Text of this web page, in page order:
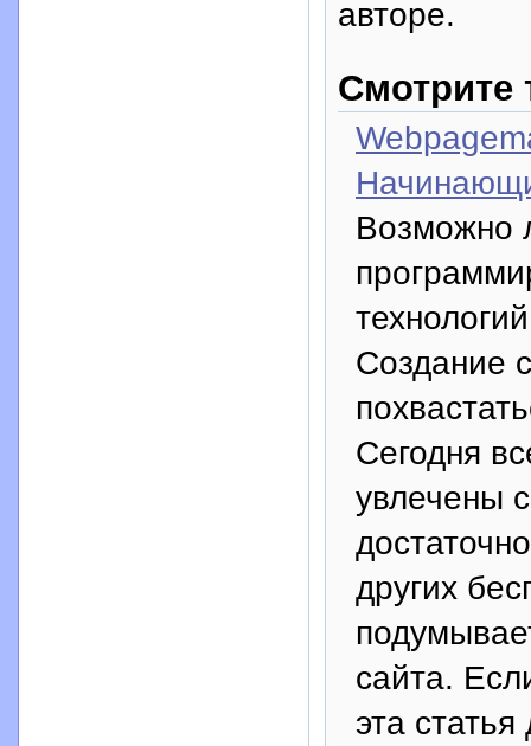
авторе.
Смотрите
Возможно
Создание
Сегодня
увлечены
других
сайта.
эта